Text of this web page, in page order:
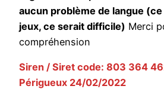
aucun problème de langue
jeux, ce serait difficile) Merci
compréhension
Siren / Siret code: 803 364
Périgueux 24/02/2022